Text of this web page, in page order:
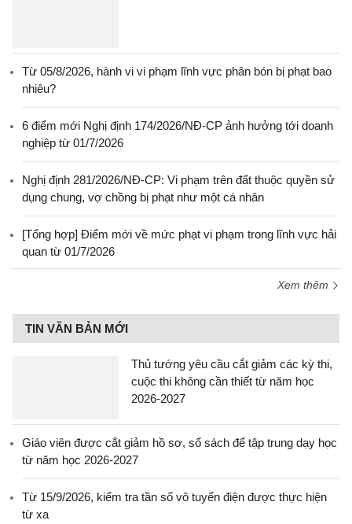
Từ 05/8/2026, hành vi vi phạm lĩnh vực phân bón bị phạt bao
nhiêu?
6 điểm mới Nghị định 174/2026/NĐ-CP ảnh hưởng tới doanh
nghiệp từ 01/7/2026
Nghị định 281/2026/NĐ-CP: Vi phạm trên đất thuộc quyền sử
dụng chung, vợ chồng bị phạt như một cá nhân
[Tổng hợp] Điểm mới về mức phạt vi phạm trong lĩnh vực hải
quan từ 01/7/2026
Xem thêm
TIN VĂN BẢN MỚI
Thủ tướng yêu cầu cắt giảm các kỳ thi,
cuộc thi không cần thiết từ năm học
2026-2027
Giáo viên được cắt giảm hồ sơ, sổ sách để tập trung dạy học
từ năm học 2026-2027
Từ 15/9/2026, kiểm tra tần số vô tuyến điện được thực hiện
từ xa